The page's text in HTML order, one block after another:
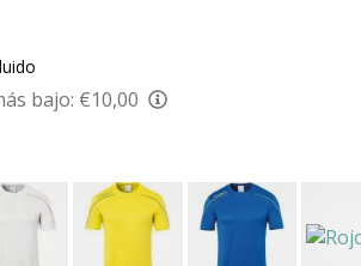
bajo: €10,00